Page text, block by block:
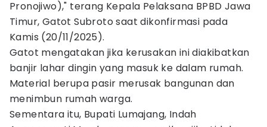
Pronojiwo)," terang Kepala Pelaksana BPBD Jawa
Timur, Gatot Subroto saat dikonfirmasi pada
Kamis (20/11/2025).
Gatot mengatakan jika kerusakan ini diakibatkan
banjir lahar dingin yang masuk ke dalam rumah.
Material berupa pasir merusak bangunan dan
menimbun rumah warga.
Sementara itu, Bupati Lumajang, Indah